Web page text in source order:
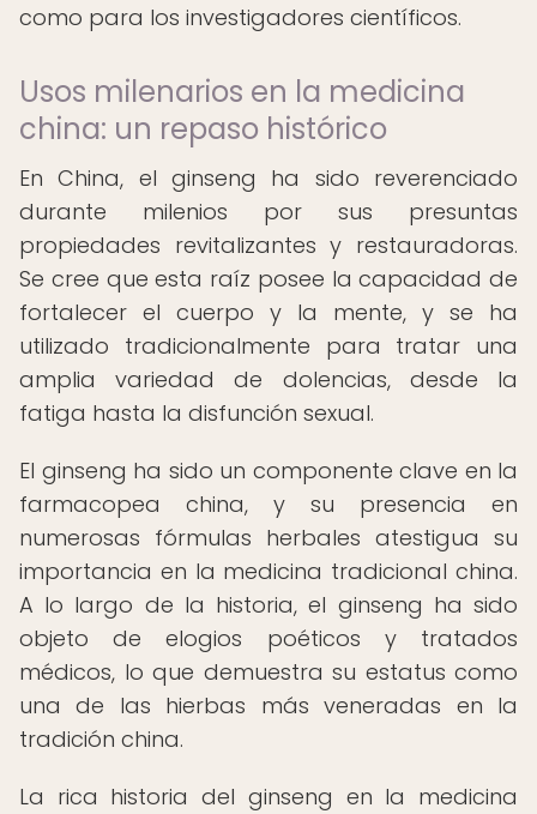
como para los investigadores científicos.
Usos milenarios en la medicina
china: un repaso histórico
En China, el ginseng ha sido reverenciado
durante milenios por sus presuntas
propiedades revitalizantes y restauradoras.
Se cree que esta raíz posee la capacidad de
fortalecer el cuerpo y la mente, y se ha
utilizado tradicionalmente para tratar una
amplia variedad de dolencias, desde la
fatiga hasta la disfunción sexual.
El ginseng ha sido un componente clave en la
farmacopea china, y su presencia en
numerosas fórmulas herbales atestigua su
importancia en la medicina tradicional china.
A lo largo de la historia, el ginseng ha sido
objeto de elogios poéticos y tratados
médicos, lo que demuestra su estatus como
una de las hierbas más veneradas en la
tradición china.
La rica historia del ginseng en la medicina